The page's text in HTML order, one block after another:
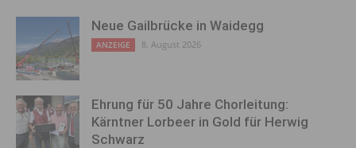
Neue Gailbrücke in Waidegg
ANZEIGE 8. August 2026
Ehrung für 50 Jahre Chorleitung:
Kärntner Lorbeer in Gold für Herwig
Schwarz